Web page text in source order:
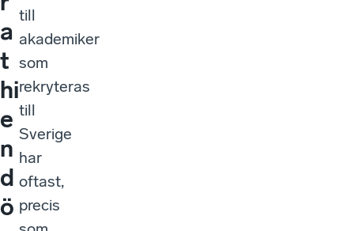
a
t
hi
e
n
d
ö
till
akademiker
som
rekryteras
till
Sverige
har
oftast,
precis